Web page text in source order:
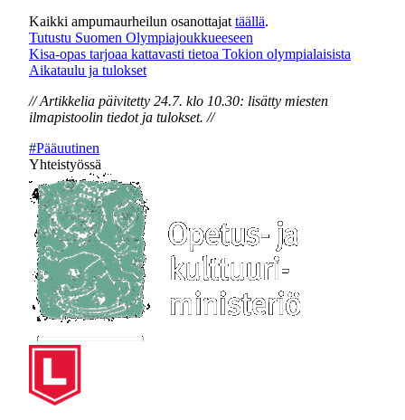
Kaikki ampumaurheilun osanottajat täällä.
Tutustu Suomen Olympiajoukkueeseen
Kisa-opas tarjoaa kattavasti tietoa Tokion olympialaisista
Aikataulu ja tulokset
// Artikkelia päivitetty 24.7. klo 10.30: lisätty miesten
ilmapistoolin tiedot ja tulokset. //
#Pääuutinen
Yhteistyössä